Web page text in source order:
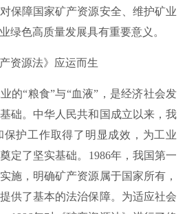
保障国家矿产资源安全、维护矿业
绿色高质量发展具有重要意义。
资源法》应运而生
的“粮食”与“血液”，是经济社会发
础。中华人民共和国成立以来，我
保护工作取得了明显成效，为工业
定了坚实基础。1986年，我国第一
施，明确矿产资源属于国家所有，
供了基本的法治保障。为适应社会